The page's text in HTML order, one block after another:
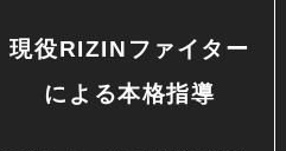
現役RIZIN ファイター
による本格指導